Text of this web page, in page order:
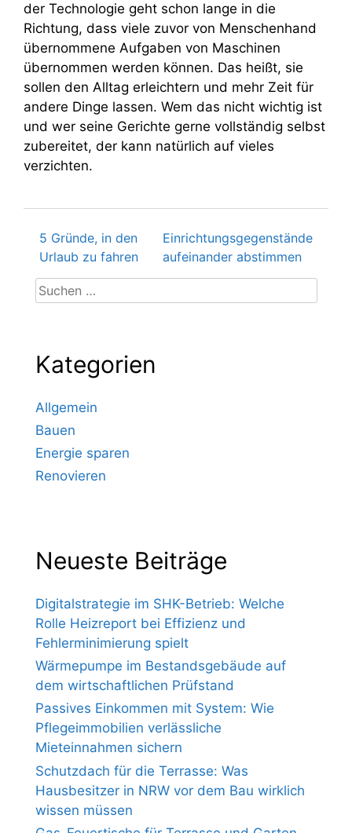
der Technologie geht schon lange in die
Richtung, dass viele zuvor von Menschenhand
übernommene Aufgaben von Maschinen
übernommen werden können. Das heißt, sie
sollen den Alltag erleichtern und mehr Zeit für
andere Dinge lassen. Wem das nicht wichtig ist
und wer seine Gerichte gerne vollständig selbst
zubereitet, der kann natürlich auf vieles
verzichten.
Beitragsnavigation
5 Gründe, in den
Urlaub zu fahren
Einrichtungsgegenstände
aufeinander abstimmen
Suchen
nach:
Kategorien
Allgemein
Bauen
Energie sparen
Renovieren
Neueste Beiträge
Digitalstrategie im SHK-Betrieb: Welche
Rolle Heizreport bei Effizienz und
Fehlerminimierung spielt
Wärmepumpe im Bestandsgebäude auf
dem wirtschaftlichen Prüfstand
Passives Einkommen mit System: Wie
Pflegeimmobilien verlässliche
Mieteinnahmen sichern
Schutzdach für die Terrasse: Was
Hausbesitzer in NRW vor dem Bau wirklich
wissen müssen